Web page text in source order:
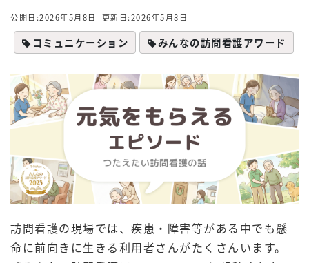
公開日:2026年5月8日 更新日:2026年5月8日
コミュニケーション みんなの訪問看護アワード
訪問看護の現場では、疾患・障害等がある中でも懸
命に前向きに生きる利用者さんがたくさんいます。